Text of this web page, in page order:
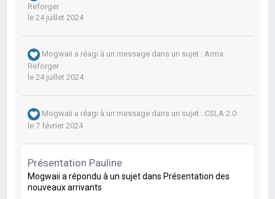
Reforger
le 24 juillet 2024
Mogwaii a réagi à un message dans un sujet : Arma
Reforger
le 24 juillet 2024
Mogwaii a réagi à un message dans un sujet : CSLA 2.0
le 7 février 2024
Présentation Pauline
Mogwaii a répondu à un sujet dans Présentation des
nouveaux arrivants